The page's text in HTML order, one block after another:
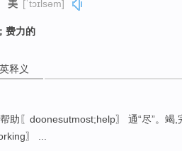
美 [ˈtɔɪlsəm]
费力的
释义
助〖doonesutmost;help〗 通“尽”。竭,
〗 ...